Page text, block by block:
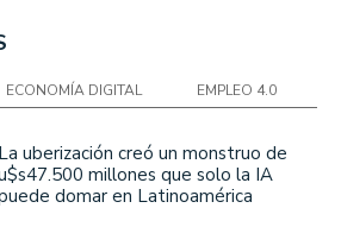
ECONOMÍA DIGITAL EMPLEO 4.0
La uberización creó un monstruo de
millones que solo la IA
domar en Latinoamérica